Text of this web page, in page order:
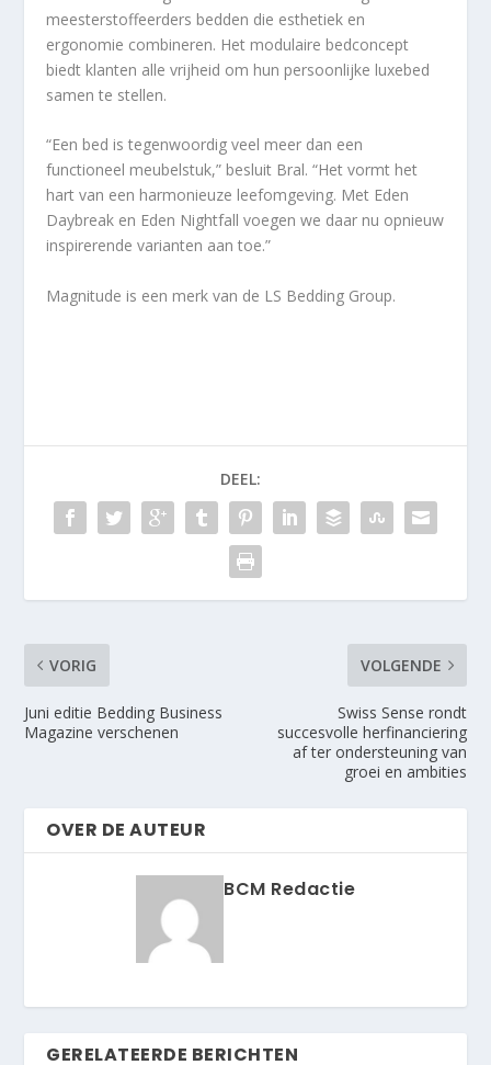
meesterstoffeerders bedden die esthetiek en
ergonomie combineren. Het modulaire bedconcept
biedt klanten alle vrijheid om hun persoonlijke luxebed
samen te stellen.
“Een bed is tegenwoordig veel meer dan een
functioneel meubelstuk,” besluit Bral. “Het vormt het
hart van een harmonieuze leefomgeving. Met Eden
Daybreak en Eden Nightfall voegen we daar nu opnieuw
inspirerende varianten aan toe.”
Magnitude is een merk van de LS Bedding Group.
DEEL:
VORIG
Juni editie Bedding Business
Magazine verschenen
VOLGENDE
Swiss Sense rondt
succesvolle herfinanciering
af ter ondersteuning van
groei en ambities
OVER DE AUTEUR
BCM Redactie
GERELATEERDE BERICHTEN